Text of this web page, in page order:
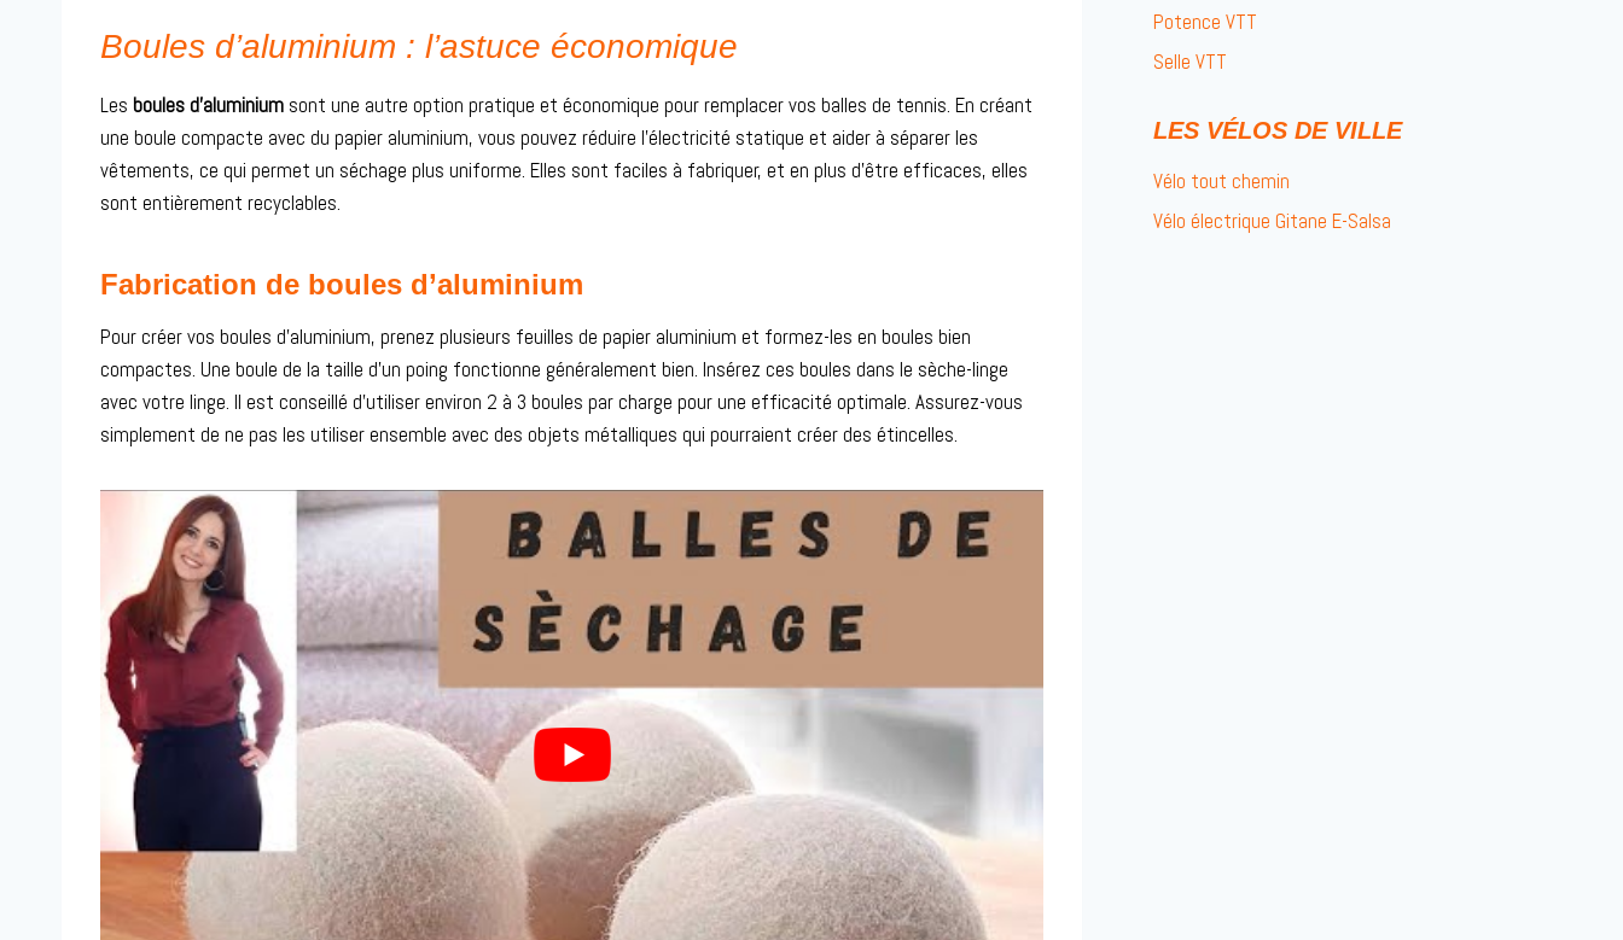
Boules d’aluminium : l’astuce économique
Les boules d’aluminium sont une autre option pratique et économique pour remplacer vos balles de tennis. En créant
une boule compacte avec du papier aluminium, vous pouvez réduire l’électricité statique et aider à séparer les
vêtements, ce qui permet un séchage plus uniforme. Elles sont faciles à fabriquer, et en plus d’être efficaces, elles
sont entièrement recyclables.
Fabrication de boules d’aluminium
Pour créer vos boules d’aluminium, prenez plusieurs feuilles de papier aluminium et formez-les en boules bien
compactes. Une boule de la taille d’un poing fonctionne généralement bien. Insérez ces boules dans le sèche-linge
avec votre linge. Il est conseillé d’utiliser environ 2 à 3 boules par charge pour une efficacité optimale. Assurez-vous
simplement de ne pas les utiliser ensemble avec des objets métalliques qui pourraient créer des étincelles.
Potence VTT
Selle VTT
LES VÉLOS DE VILLE
Vélo tout chemin
Vélo électrique Gitane E-Salsa